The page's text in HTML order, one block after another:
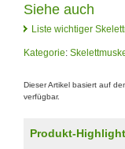
Siehe auch
Liste wichtiger
Kategorie:
Dieser Artikel basiert auf
verfügbar.
Produkt-Highlight